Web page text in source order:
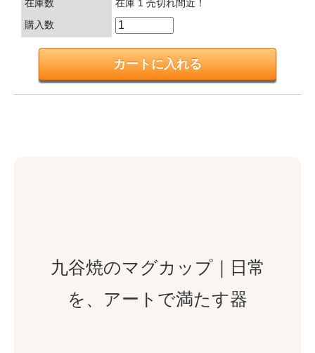
在庫数
在庫 1 売切れ間近！
購入数
九谷焼のマグカップ｜日常
を、アートで満たす器